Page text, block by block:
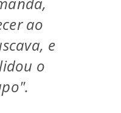
ao
e
o